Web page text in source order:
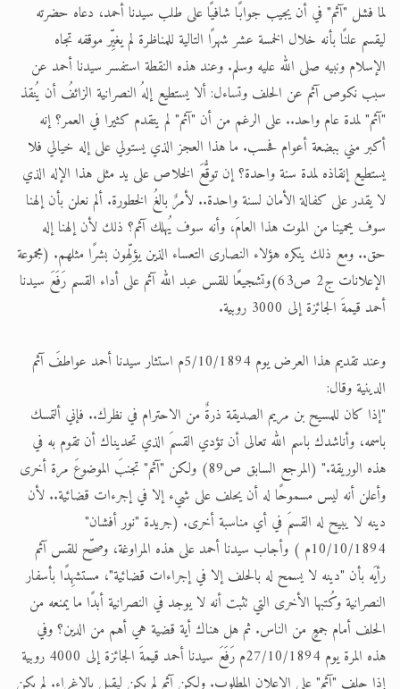
لما فشل "آثم" في أن يجيب جوابًا شافيًا على طلب سيدنا أحمد، دعاه حضرته
ليقسم علنًا بأنه خلال الخمسة عشر شهرًا التالية للمناظرة لم يغيِّر موقفه تجاه
الإسلام ونبيه صلى الله عليه وسلم. وعند هذه النقطة استفسر سيدنا أحمد عن
سبب نكوص آثم عن الحلف وتساءل: ألا يستطيع إلهُ النصرانية الزائفُ أن يُنقذ
"آثم" لمدة عام واحد.. على الرغم من أن "آثم" لم يتقدم كثيرا في العمر؟ إنه
أكبر مني ببضعة أعوام فحسب. ما هذا العجز الذي يستولي على إله خيالي فلا
يستطيع إنقاذه لمدة سنة واحدة؟ إن توقُّعَ الخلاص على يد مثل هذا الإله الذي
لا يقدر على كفالة الأمان لسنة واحدة.. لأمرٌ بالغُ الخطورة. ألم نعلن بأن إلهنا
سوف يحمينا من الموت هذا العامَ، وأنه سوف يُهلك آثم؟ ذلك لأن إلهنا إله
حق.. ومع ذلك ينكره هؤلاء النصارى التعساء الذين يؤلِّهون بشرًا مثلهم. (مجموعة
الإعلانات ج2 ص63)وتشجيعًا للقس عبد الله آثم على أداء القسم رَفَعَ سيدنا
أحمد قيمةَ الجائزة إلى 3000 روبية.
وعند تقديم هذا العرض يوم 5/10/1894م استثار سيدنا أحمد عواطفَ آثم
الدينية وقال:
"إذا كان للمسيح بن مريم الصديقة ذرةٌ من الاحترام في نظرك.. فإني ألتمسك
باسمه، وأناشدك باسم الله تعالى أن تؤدي القسمَ الذي تحديناك أن تقوم به في
هذه الوريقة." (المرجع السابق ص89) ولكن "آثم" تجنبَ الموضوعَ مرة أخرى
وأعلن أنه ليس مسموحًا له أن يحلف على شيء إلا في إجرءات قضائية.. لأن
دينه لا يبيح له القسمَ في أي مناسبة أخرى. (جريدة "نور أفشان"
10/10/1894م ) وأجاب سيدنا أحمد على هذه المراوغة، وصحّح للقس آثم
رأيَه بأن "دينه لا يسمح له بالحلف إلا في إجراءات قضائية"، مستشهِدًا بأسفار
النصرانية وكُتبها الأخرى التي تثبت أنه لا يوجد في النصرانية أبدًا ما يمنعه من
الحلف أمام جمعٍ من الناس. ثم هل هناك أية قضية هي أهم من الدين؟ وفي
هذه المرة يوم 27/10/1894م رَفَعَ سيدنا أحمد قيمةَ الجائزة إلى 4000 روبية
إذا حلف "آثم" على الإعلان المطلوب. ولكن آثم لم يكن ليقبل بالإغراء. لم يكن